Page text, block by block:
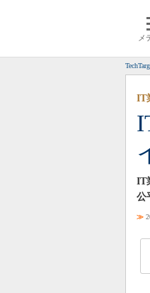
メ
ク
ス
IT
IT
公
≫